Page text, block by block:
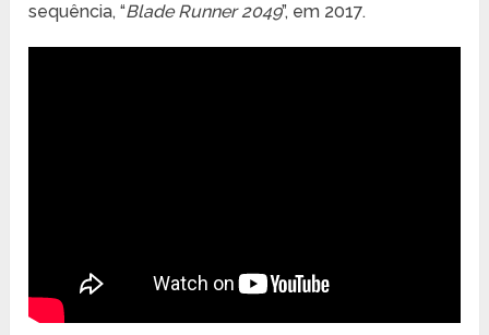
sequência, “Blade Runner 2049”, em 2017.